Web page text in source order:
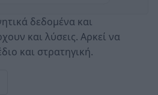
δεδομένα και
και λύσεις. Αρκεί να
και στρατηγική.